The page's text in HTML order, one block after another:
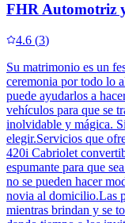
FHR Automotriz
4.6 (3)
Su matrimonio es un
ceremonia por todo lo
puede ayudarlos a
vehículos para que se
inolvidable y mágica.
elegir.Servicios que
420i Cabriolet
espumante para que
no se pueden hacer
novia al domicilio.Las
mientras brindan y se